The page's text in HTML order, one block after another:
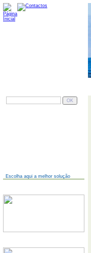
Escolha aqui a melhor solução